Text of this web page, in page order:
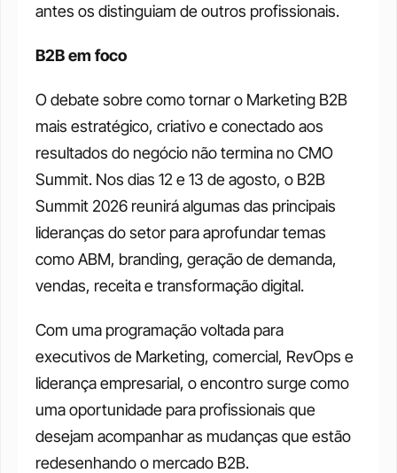
antes os distinguiam de outros profissionais.
B2B em foco
O debate sobre como tornar o Marketing B2B
mais estratégico, criativo e conectado aos
resultados do negócio não termina no CMO
Summit. Nos dias 12 e 13 de agosto, o B2B
Summit 2026 reunirá algumas das principais
lideranças do setor para aprofundar temas
como ABM, branding, geração de demanda,
vendas, receita e transformação digital.
Com uma programação voltada para
executivos de Marketing, comercial, RevOps e
liderança empresarial, o encontro surge como
uma oportunidade para profissionais que
desejam acompanhar as mudanças que estão
redesenhando o mercado B2B.